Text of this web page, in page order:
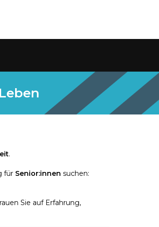
.
für Senior:innen suchen:
Sie auf Erfahrung,